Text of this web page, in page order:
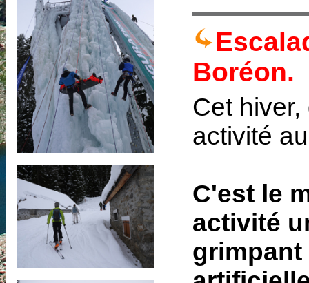
Boréon.
Cet
activité
C'est le
activité
grimpant